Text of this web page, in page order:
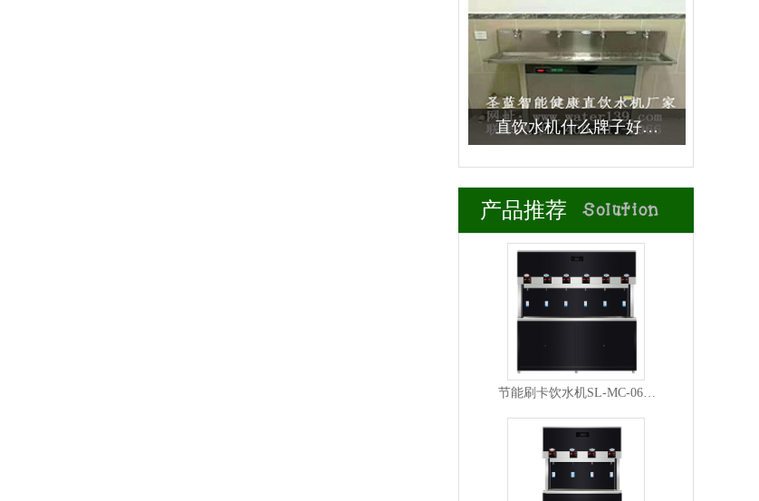
直饮水机什么牌子好…
产品推荐
节能刷卡饮水机SL-MC-06…
商用净水专题